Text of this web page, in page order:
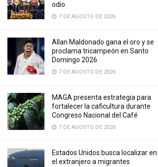
odio
7 DE AGOSTO DE 2026
Allan Maldonado gana el oro y se
proclama tricampeón en Santo
Domingo 2026
7 DE AGOSTO DE 2026
MAGA presenta estrategia para
fortalecer la caficultura durante
Congreso Nacional del Café
7 DE AGOSTO DE 2026
Estados Unidos busca localizar en
el extranjero a migrantes